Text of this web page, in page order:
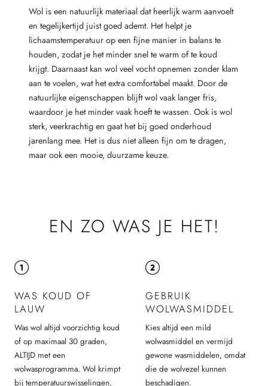
Wol is een natuurlijk materiaal dat heerlijk warm aanvoelt
en tegelijkertijd juist goed ademt. Het helpt je
lichaamstemperatuur op een fijne manier in balans te
houden, zodat je het minder snel te warm of te koud
krijgt. Daarnaast kan wol veel vocht opnemen zonder klam
aan te voelen, wat het extra comfortabel maakt. Door de
natuurlijke eigenschappen blijft wol vaak langer fris,
waardoor je het minder vaak hoeft te wassen. Ook is wol
sterk, veerkrachtig en gaat het bij goed onderhoud
jarenlang mee. Het is dus niet alleen fijn om te dragen,
maar ook een mooie, duurzame keuze.
EN ZO WAS JE HET!
WAS KOUD OF
LAUW
Was wol altijd voorzichtig koud
of op maximaal 30 graden,
ALTIJD met een
wolwasprogramma. Wol krimpt
bij temperatuurswisselingen,
GEBRUIK
WOLWASMIDDEL
Kies altijd een mild
wolwasmiddel en vermijd
gewone wasmiddelen, omdat
die de wolvezel kunnen
beschadigen.